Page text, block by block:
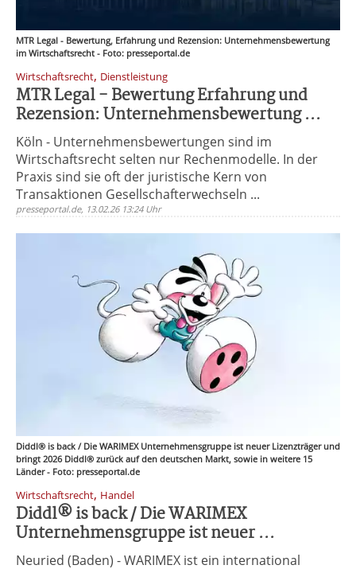
MTR Legal - Bewertung, Erfahrung und Rezension: Unternehmensbewertung
im Wirtschaftsrecht - Foto: presseportal.de
Wirtschaftsrecht, Dienstleistung
MTR Legal - Bewertung Erfahrung und
Rezension: Unternehmensbewertung ...
Köln - Unternehmensbewertungen sind im
Wirtschaftsrecht selten nur Rechenmodelle. In der
Praxis sind sie oft der juristische Kern von
Transaktionen Gesellschafterwechseln ...
presseportal.de, 13.02.26 13:24 Uhr
Diddl® is back / Die WARIMEX Unternehmensgruppe ist neuer Lizenzträger und
bringt 2026 Diddl® zurück auf den deutschen Markt, sowie in weitere 15
Länder - Foto: presseportal.de
Wirtschaftsrecht, Handel
Diddl® is back / Die WARIMEX
Unternehmensgruppe ist neuer ...
Neuried (Baden) - WARIMEX ist ein international